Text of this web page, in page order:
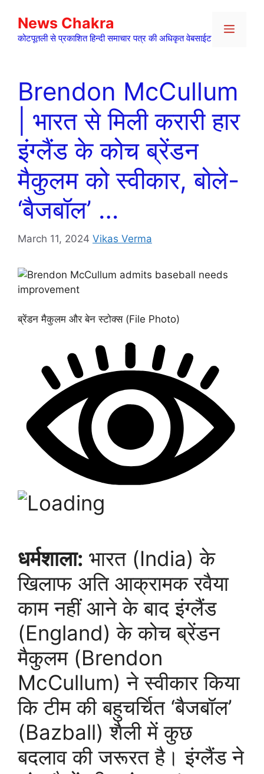
content
News Chakra
कोटपूतली से प्रकाशित हिन्दी समाचार पत्र की अधिकृत वेबसाईट
Menu
Brendon McCullum
| भारत से मिली करारी हार
इंग्लैंड के कोच ब्रेंडन
मैकुलम को स्वीकार, बोले-
‘बैजबॉल’ …
March 11, 2024 Vikas Verma
ब्रेंडन मैकुलम और बेन स्टोक्स (File Photo)
धर्मशाला: भारत (India) के
खिलाफ अति आक्रामक रवैया
काम नहीं आने के बाद इंग्लैंड
(England) के कोच ब्रेंडन
मैकुलम (Brendon
McCullum) ने स्वीकार किया
कि टीम की बहुचर्चित ‘बैजबॉल’
(Bazball) शैली में कुछ
बदलाव की जरूरत है। इंग्लैंड ने